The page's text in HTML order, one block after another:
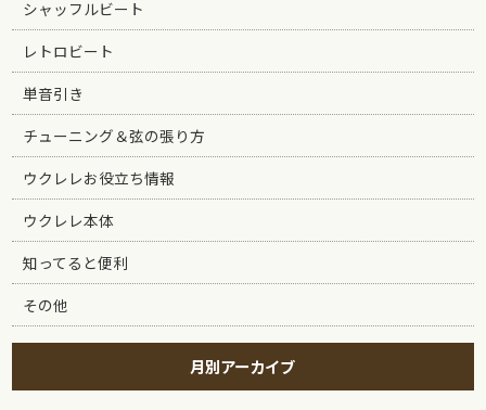
シャッフルビート
レトロビート
単音引き
チューニング＆弦の張り方
ウクレレお役立ち情報
ウクレレ本体
知ってると便利
その他
月別アーカイブ